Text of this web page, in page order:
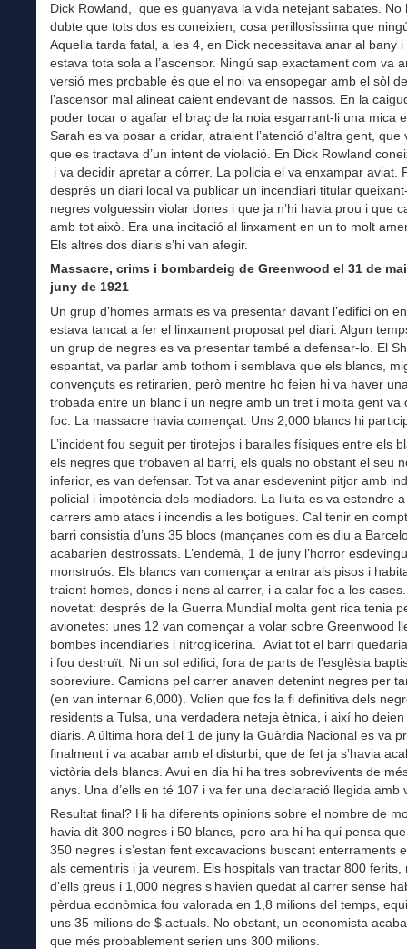
Dick Rowland, que es guanyava la vida netejant sabates. No
dubte que tots dos es coneixien, cosa perillosíssima que
Aquella tarda fatal, a les 4, en Dick necessitava anar al bany i
estava tota sola a l’ascensor. Ningú sap exactament com va
versió mes probable és que el noi va ensopegar amb el sòl de
l’ascensor mal alineat caient endevant de nassos. En la
poder tocar o agafar el braç de la noia esgarrant-li una mica
Sarah es va posar a cridar, atraient l’atenció d’altra gent, que
que es tractava d’un intent de violació. En Dick Rowland
i va decidir apretar a córrer. La policia el va enxampar aviat.
després un diari local va publicar un incendiari titular
negres volguessin violar dones i que ja n’hi havia prou i que
amb tot això. Era una incitació al linxament en un to molt
Els altres dos diaris s’hi van afegir.
Massacre, crims i bombardeig de Greenwood el 31 de
juny de 1921
Un grup d’homes armats es va presentar davant l’edifici on
estava tancat a fer el linxament proposat pel diari. Algun
un grup de negres es va presentar també a defensar-lo. El
espantat, va parlar amb tothom i semblava que els blancs,
convençuts es retirarien, però mentre ho feien hi va haver
trobada entre un blanc i un negre amb un tret i molta gent va
foc. La massacre havia començat. Uns 2,000 blancs hi
L’incident fou seguit per tirotejos i baralles físiques entre els
els negres que trobaven al barri, els quals no obstant el seu
inferior, es van defensar. Tot va anar esdevenint pitjor amb
policial i impotència dels mediadors. La lluita es va estendre
carrers amb atacs i incendis a les botigues. Cal tenir en
barri consistia d’uns 35 blocs (mançanes com es diu a
acabarien destrossats. L’endemà, 1 de juny l’horror
monstruós. Els blancs van començar a entrar als pisos i
traient homes, dones i nens al carrer, i a calar foc a les
novetat: després de la Guerra Mundial molta gent rica tenia
avionetes: unes 12 van començar a volar sobre Greenwood
bombes incendiaries i nitroglicerina. Aviat tot el barri
i fou destruït. Ni un sol edifici, fora de parts de l’esglèsia
sobreviure. Camions pel carrer anaven detenint negres per
(en van internar 6,000). Volien que fos la fi definitiva dels
residents a Tulsa, una verdadera neteja ètnica, i així ho
diaris. A última hora del 1 de juny la Guàrdia Nacional es va
finalment i va acabar amb el disturbi, que de fet ja s’havia
victòria dels blancs. Avui en dia hi ha tres sobrevivents de
anys. Una d’ells en té 107 i va fer una declaració llegida amb
Resultat final? Hi ha diferents opinions sobre el nombre de
havia dit 300 negres i 50 blancs, pero ara hi ha qui pensa
350 negres i s’estan fent excavacions buscant enterraments
als cementiris i ja veurem. Els hospitals van tractar 800 ferits,
d’ells greus i 1,000 negres s’havien quedat al carrer sense
pèrdua econòmica fou valorada en 1,8 milions del temps,
uns 35 milions de $ actuals. No obstant, un economista
que més probablement serien uns 300 milions.